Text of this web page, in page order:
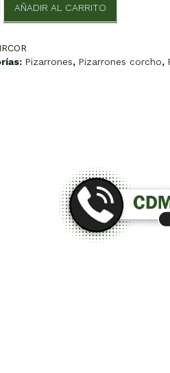
AÑADIR AL CARRITO
Pizarrones, Pizarrones corcho,